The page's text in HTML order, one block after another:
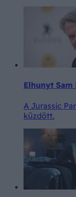
Elhunyt
A Jurassic
küzdött.